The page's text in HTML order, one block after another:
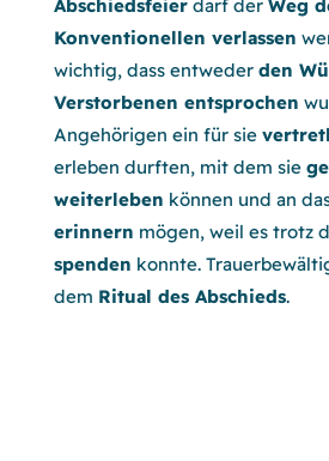
Abschiedsfeierdarf der Weg
Konventionellen verlassen
wichtig, dass entweder den
Verstorbenen entsprochen
Angehörigen ein für sie
erleben durften, mit dem sie
weiterleben können und an
erinnern mögen, weil es trotz
spenden konnte.
dem Ritual des Abschieds.